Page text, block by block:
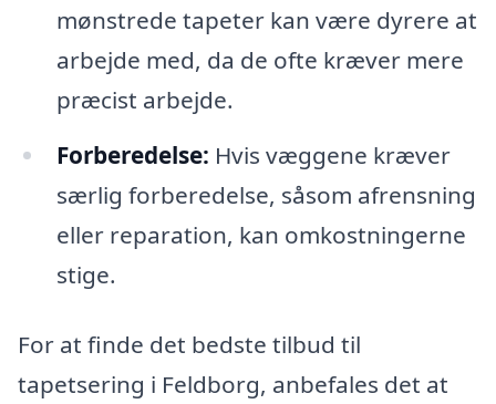
mønstrede tapeter kan være dyrere at
arbejde med, da de ofte kræver mere
præcist arbejde.
Forberedelse: Hvis væggene kræver
særlig forberedelse, såsom afrensning
eller reparation, kan omkostningerne
stige.
For at finde det bedste tilbud til
tapetsering i Feldborg, anbefales det at